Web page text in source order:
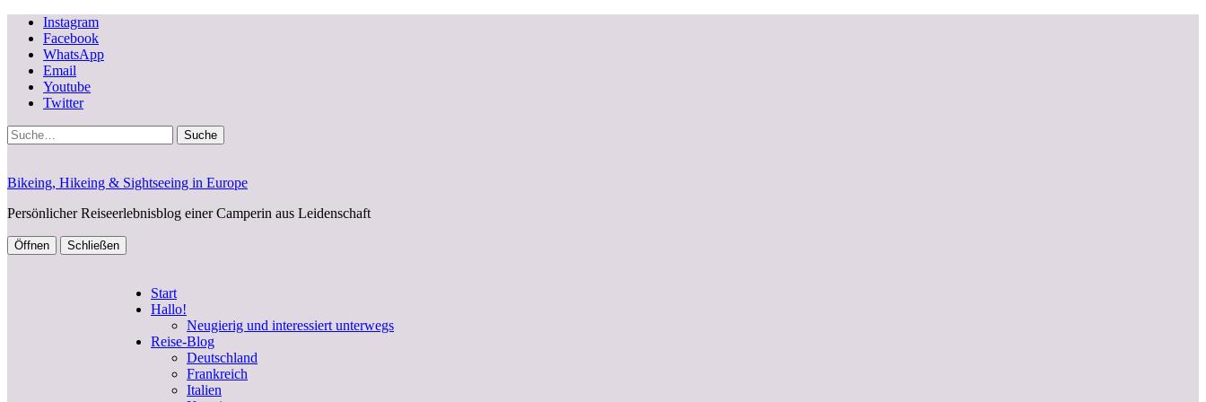
Instagram
Facebook
WhatsApp
Email
Youtube
Twitter
Suche
Bikeing, Hikeing & Sightseeing in Europe
Persönlicher Reiseerlebnisblog einer Camperin aus Leidenschaft
Öffnen Schließen
Start
Hallo!
Neugierig und interessiert unterwegs
Reise-Blog
Deutschland
Frankreich
Italien